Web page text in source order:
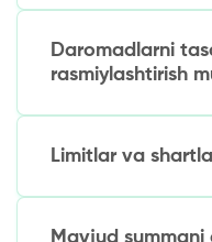
Muqobil baholash
Bank kartasi
Kredit tarixini
Garovga
Daromadlarni
rasmiylashtirish
Ishonchli variantlar:
Avtomatik
Limitlar va
Asosiy parametrlar:
Mavjud summani